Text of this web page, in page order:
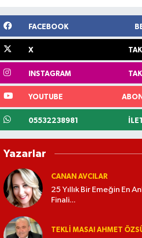
FACEBOOK
X
INSTAGRAM
YOUTUBE
05532238981
Yazarlar
CANAN AVCILAR
25 Yıllık Bir Emeğin En
Finali...
TEKLI MASA! AHMET